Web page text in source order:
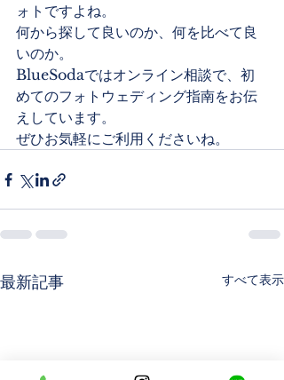
ォトですよね。
何から探して良いのか、何を比べて良
いのか。
BlueSodaではオンライン相談で、初
めてのフォトウェディング指南をお伝
えしています。
ぜひお気軽にご利用くださいね。
最新記事 すべて表示